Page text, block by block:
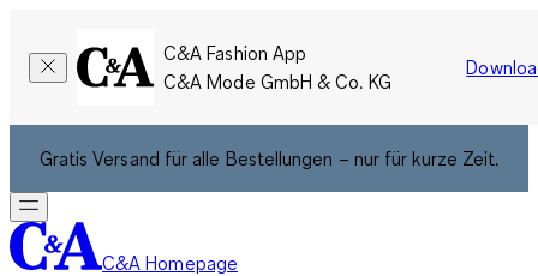
C&A Fashion App
C&A Mode GmbH & Co. KG
Gratis Versand für alle Bestellungen – nur für kurze Zeit.
C&A Homepage